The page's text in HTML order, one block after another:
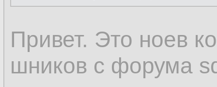
Привет. Это ноев
шников с форума